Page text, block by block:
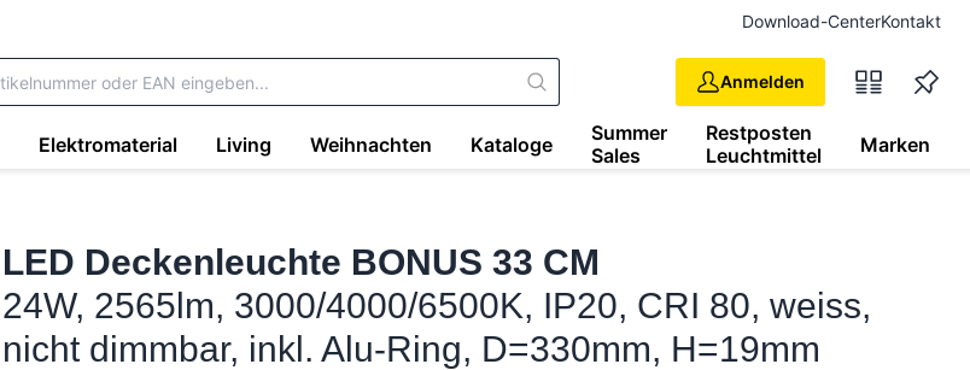
Download-CenterKontakt
Anmelden
Elektromaterial Living Weihnachten Kataloge
Summer
Sales
Restposten
Leuchtmittel
Marken
LED Deckenleuchte BONUS 33 CM
24W, 2565lm, 3000/4000/6500K, IP20, CRI 80, weiss,
nicht dimmbar, inkl. Alu-Ring, D=330mm, H=19mm